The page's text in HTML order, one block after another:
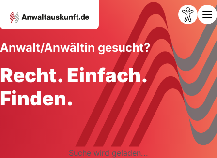
Anwalt/Anwältin gesucht?
Recht. Einfach.
Finden.
Suche wird geladen...